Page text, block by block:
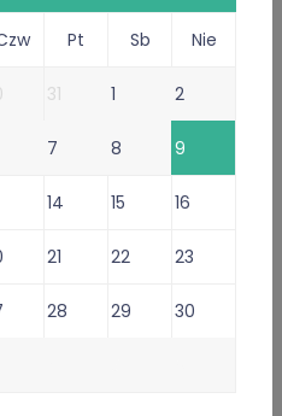
poleceń lekarza
w: Śr, Pt, Pon, Wt,
dzisiaj.
Sprawdź
Pt Sb Nie
31 1 2
7 8 9
14 15 16
21 22 23
28 29 30